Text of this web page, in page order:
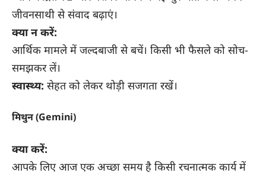
जीवनसाथी से संवाद बढ़ाएं।
क्या न करें:
आर्थिक मामले में जल्दबाजी से बचें। किसी भी फैसले को सोच-
समझकर लें।
स्वास्थ्य: सेहत को लेकर थोड़ी सजगता रखें।
मिथुन (Gemini)
क्या करें:
आपके लिए आज एक अच्छा समय है किसी रचनात्मक कार्य में